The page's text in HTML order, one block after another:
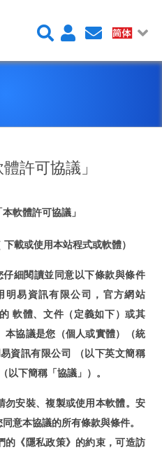
許可協議」
軟體許可協議」
載或使用本站程式或軟體）
細閱讀並同意以下條款與條件
明易資訊有限公司，官方網站
軟體、文件（定義如下）或其
本協議是您（個人或實體）（統
資訊有限公司 （以下英文簡稱
以下簡稱「協議」）。
勿安裝、複製或使用本軟體。安
意本協議的所有條款與條件。
的《隱私政策》的約束，可造訪